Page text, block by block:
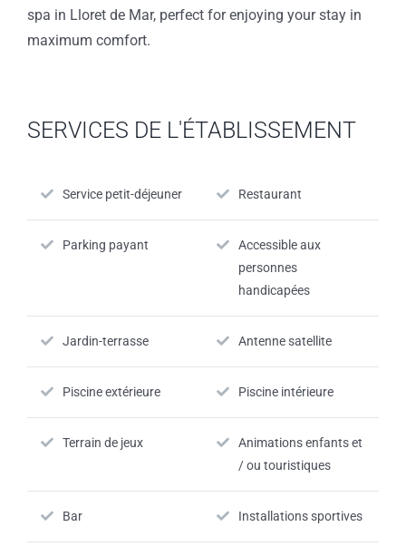
spa in Lloret de Mar, perfect for enjoying your stay in
maximum comfort.
SERVICES DE L'ÉTABLISSEMENT
Service petit-déjeuner Restaurant
Parking payant
Accessible aux
personnes
handicapées
Jardin-terrasse Antenne satellite
Piscine extérieure Piscine intérieure
Terrain de jeux
Animations enfants et
/ ou touristiques
Bar Installations sportives